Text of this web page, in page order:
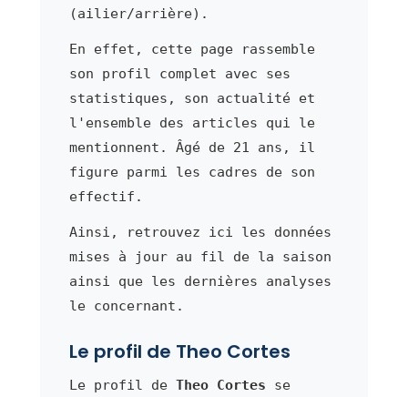
(ailier/arrière).
En effet, cette page rassemble
son profil complet avec ses
statistiques, son actualité et
l'ensemble des articles qui le
mentionnent. Âgé de 21 ans, il
figure parmi les cadres de son
effectif.
Ainsi, retrouvez ici les données
mises à jour au fil de la saison
ainsi que les dernières analyses
le concernant.
Le profil de Theo Cortes
Le profil de Theo Cortes se